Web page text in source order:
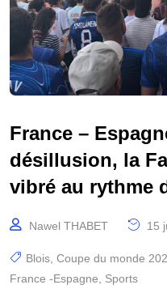
France –
désillusion, la
vibré au rythme
Nawel THABET 15
Blois Coupe du monde
France -Espagne
Sports